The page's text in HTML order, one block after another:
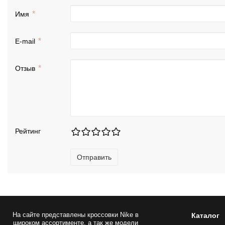
Имя
E-mail
Отзыв
Рейтинг
Отправить
На сайте представлены кроссовки Nikeв
широком ассортименте, а так же модели
Каталог